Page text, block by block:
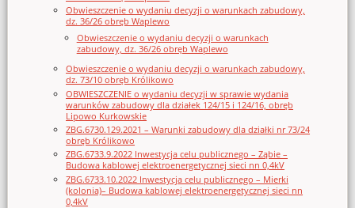
Obwieszczenie o wydaniu decyzji o warunkach zabudowy,
dz. 36/26 obręb Waplewo
Obwieszczenie o wydaniu decyzji o warunkach
zabudowy, dz. 36/26 obręb Waplewo
Obwieszczenie o wydaniu decyzji o warunkach zabudowy,
dz. 73/10 obręb Królikowo
OBWIESZCZENIE o wydaniu decyzji w sprawie wydania
warunków zabudowy dla działek 124/15 i 124/16, obręb
Lipowo Kurkowskie
ZBG.6730.129.2021 – Warunki zabudowy dla działki nr 73/24
obręb Królikowo
ZBG.6733.9.2022 Inwestycja celu publicznego – Ząbie –
Budowa kablowej elektroenergetycznej sieci nn 0,4kV
ZBG.6733.10.2022 Inwestycja celu publicznego – Mierki
(kolonia)– Budowa kablowej elektroenergetycznej sieci nn
0,4kV